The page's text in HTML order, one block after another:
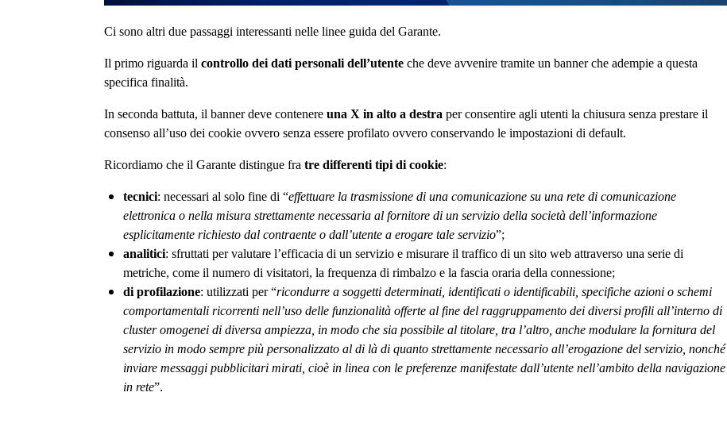
Ci sono altri due passaggi interessanti nelle linee guida del Garante.
Il primo riguarda ilcontrollo dei dati personali dell’utente che deve avvenire tramite un banner che adempie a questa
specifica finalità.
In seconda battuta, il banner deve contenereuna X in alto a destra per consentire agli utenti la chiusura senza prestare il
consenso all’uso dei cookie ovvero senza essere profilato ovvero conservando le impostazioni di default.
Ricordiamo che il Garante distingue fratre differenti tipi di cookie:
tecnici: necessari al solo fine di “effettuare la trasmissione di una comunicazione su una rete di comunicazione
elettronica o nella misura strettamente necessaria al fornitore di un servizio della società dell’informazione
esplicitamente richiesto dal contraente o dall’utente a erogare tale servizio”;
analitici: sfruttati per valutare l’efficacia di un servizio e misurare il traffico di un sito web attraverso una serie di
metriche, come il numero di visitatori, la frequenza di rimbalzo e la fascia oraria della connessione;
di profilazione: utilizzati per “ricondurre a soggetti determinati, identificati o identificabili, specifiche azioni o schemi
comportamentali ricorrenti nell’uso delle funzionalità offerte al fine del raggruppamento dei diversi profili all’interno di
cluster omogenei di diversa ampiezza, in modo che sia possibile al titolare, tra l’altro, anche modulare la fornitura del
servizio in modo sempre più personalizzato al di là di quanto strettamente necessario all’erogazione del servizio, nonché
inviare messaggi pubblicitari mirati, cioè in linea con le preferenze manifestate dall’utente nell’ambito della navigazione
in rete”.